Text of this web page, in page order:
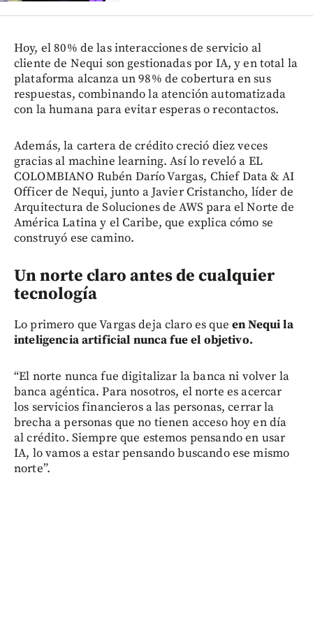
Hoy, el 80% de las interacciones de servicio al
cliente de Nequi son gestionadas por IA, y en total la
plataforma alcanza un 98% de cobertura en sus
respuestas, combinando la atención automatizada
con la humana para evitar esperas o recontactos.
Además, la cartera de crédito creció diez veces
gracias al machine learning. Así lo reveló a EL
COLOMBIANO Rubén Darío Vargas, Chief Data & AI
Officer de Nequi, junto a Javier Cristancho, líder de
Arquitectura de Soluciones de AWS para el Norte de
América Latina y el Caribe, que explica cómo se
construyó ese camino.
Un norte claro antes de cualquier
tecnología
Lo primero que Vargas deja claro es que en Nequi la
inteligencia artificial nunca fue el objetivo.
“El norte nunca fue digitalizar la banca ni volver la
banca agéntica. Para nosotros, el norte es acercar
los servicios financieros a las personas, cerrar la
brecha a personas que no tienen acceso hoy en día
al crédito. Siempre que estemos pensando en usar
IA, lo vamos a estar pensando buscando ese mismo
norte”.